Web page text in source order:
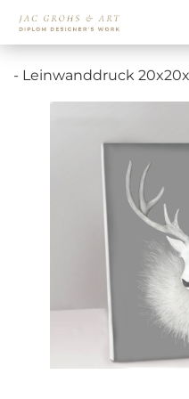
- Leinwanddruck